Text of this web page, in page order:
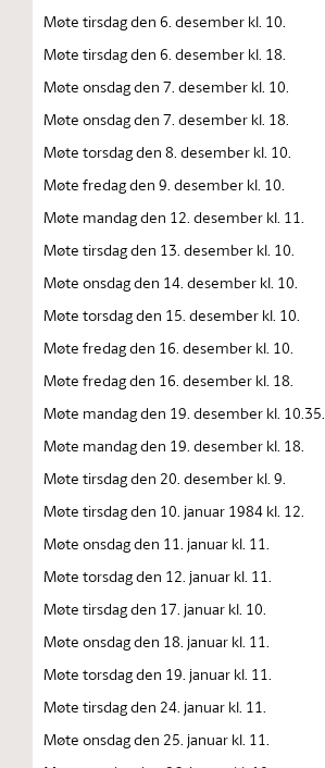
Møte tirsdag den 6. desember kl. 10.
Møte tirsdag den 6. desember kl. 18.
Møte onsdag den 7. desember kl. 10.
Møte onsdag den 7. desember kl. 18.
Møte torsdag den 8. desember kl. 10.
Møte fredag den 9. desember kl. 10.
Møte mandag den 12. desember kl. 11.
Møte tirsdag den 13. desember kl. 10.
Møte onsdag den 14. desember kl. 10.
Møte torsdag den 15. desember kl. 10.
Møte fredag den 16. desember kl. 10.
Møte fredag den 16. desember kl. 18.
Møte mandag den 19. desember kl. 10.35.
Møte mandag den 19. desember kl. 18.
Møte tirsdag den 20. desember kl. 9.
Møte tirsdag den 10. januar 1984 kl. 12.
Møte onsdag den 11. januar kl. 11.
Møte torsdag den 12. januar kl. 11.
Møte tirsdag den 17. januar kl. 10.
Møte onsdag den 18. januar kl. 11.
Møte torsdag den 19. januar kl. 11.
Møte tirsdag den 24. januar kl. 11.
Møte onsdag den 25. januar kl. 11.